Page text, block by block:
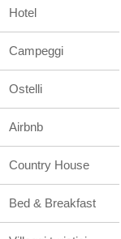
Hotel
Campeggi
Ostelli
Airbnb
Country House
Bed & Breakfast